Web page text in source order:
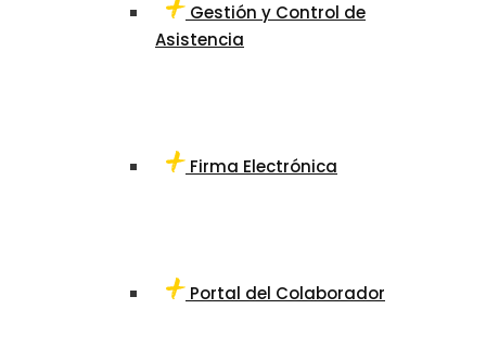
Gestión y Control de
Asistencia
Firma Electrónica
Portal del Colaborador